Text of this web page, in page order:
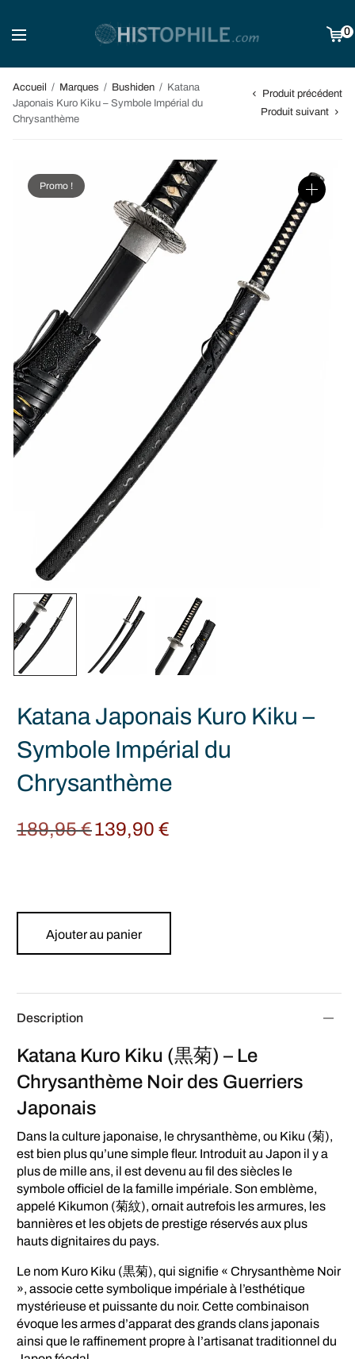
0
Accueil / Marques / Bushiden / Katana
Japonais Kuro Kiku – Symbole Impérial du
Chrysanthème
Produit précédent
Produit suivant
Promo !
Katana Japonais Kuro Kiku –
Symbole Impérial du
Chrysanthème
189,95€ Original
139,90€
Ajouter au panier
Description
Katana Kuro Kiku (黒菊) – Le
Chrysanthème Noir des Guerriers
Japonais
Dans la culture japonaise, le chrysanthème, ou Kiku (菊),
est bien plus qu’une simple fleur. Introduit au Japon il y a
plus de mille ans, il est devenu au fil des siècles le
symbole officiel de la famille impériale. Son emblème,
appelé Kikumon (菊紋), ornait autrefois les armures, les
bannières et les objets de prestige réservés aux plus
hauts dignitaires du pays.
Le nom Kuro Kiku (黒菊), qui signifie « Chrysanthème Noir
», associe cette symbolique impériale à l’esthétique
mystérieuse et puissante du noir. Cette combinaison
évoque les armes d’apparat des grands clans japonais
ainsi que le raffinement propre à l’artisanat traditionnel du